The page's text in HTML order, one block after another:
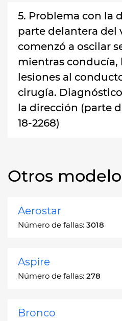
5. Problema con la
parte delantera del
comenzó a oscilar
mientras conducía,
lesiones al
cirugía.
la dirección (parte
18-2268)
Otros
Aerostar
Número de fallas: 3018
Aspire
Número de fallas: 278
Bronco